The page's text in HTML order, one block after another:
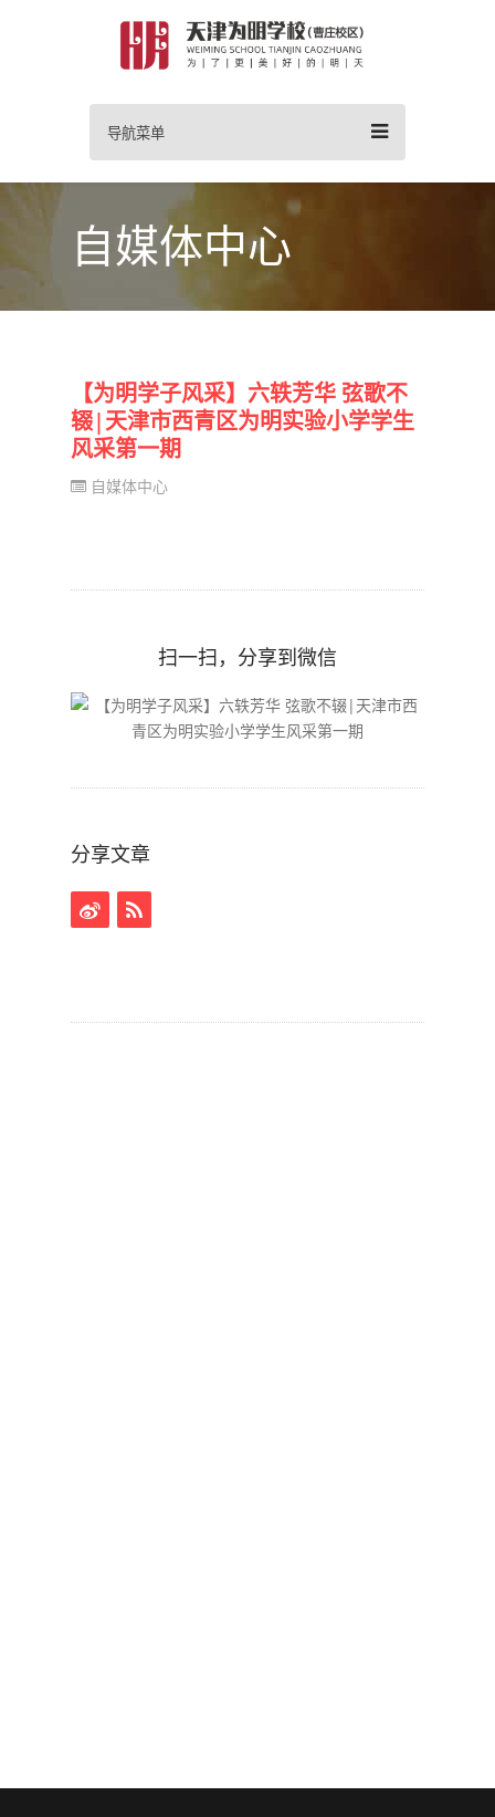
导航菜单
自媒体中心
【为明学子风采】六轶芳华 弦歌不
辍|天津市西青区为明实验小学学生
风采第一期
自媒体中心
扫一扫，分享到微信
分享文章